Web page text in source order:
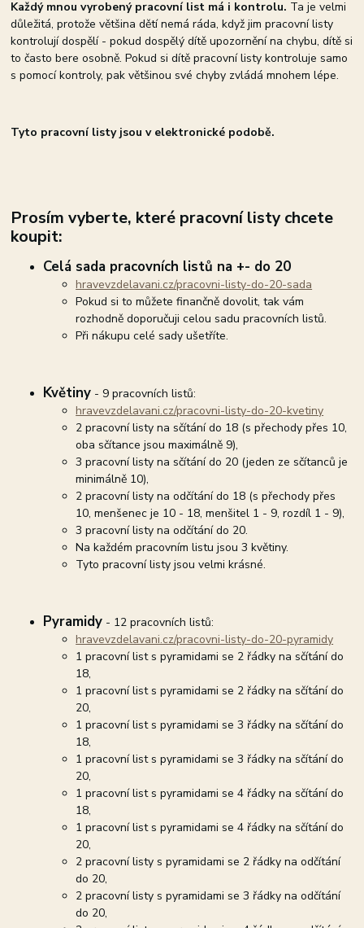
Každý mnou vyrobený pracovní list má i kontrolu. Ta je velmi
důležitá, protože většina dětí nemá ráda, když jim pracovní listy
kontrolují dospělí - pokud dospělý dítě upozornění na chybu, dítě si
to často bere osobně. Pokud si dítě pracovní listy kontroluje samo
s pomocí kontroly, pak většinou své chyby zvládá mnohem lépe.
Tyto pracovní listy jsou v elektronické podobě.
Prosím vyberte, které pracovní listy chcete
koupit:
Celá sada pracovních listů na +- do 20
hravevzdelavani.cz/pracovni-listy-do-20-sada
Pokud si to můžete finančně dovolit, tak vám
rozhodně doporučuji celou sadu pracovních listů.
Při nákupu celé sady ušetříte.
Květiny - 9 pracovních listů:
hravevzdelavani.cz/pracovni-listy-do-20-kvetiny
2 pracovní listy na sčítání do 18 (s přechody přes 10,
oba sčítance jsou maximálně 9),
3 pracovní listy na sčítání do 20 (jeden ze sčítanců je
minimálně 10),
2 pracovní listy na odčítání do 18 (s přechody přes
10, menšenec je 10 - 18, menšitel 1 - 9, rozdíl 1 - 9),
3 pracovní listy na odčítání do 20.
Na každém pracovním listu jsou 3 květiny.
Tyto pracovní listy jsou velmi krásné.
Pyramidy - 12 pracovních listů:
hravevzdelavani.cz/pracovni-listy-do-20-pyramidy
1 pracovní list s pyramidami se 2 řádky na sčítání do
18,
1 pracovní list s pyramidami se 2 řádky na sčítání do
20,
1 pracovní list s pyramidami se 3 řádky na sčítání do
18,
1 pracovní list s pyramidami se 3 řádky na sčítání do
20,
1 pracovní list s pyramidami se 4 řádky na sčítání do
18,
1 pracovní list s pyramidami se 4 řádky na sčítání do
20,
2 pracovní listy s pyramidami se 2 řádky na odčítání
do 20,
2 pracovní listy s pyramidami se 3 řádky na odčítání
do 20,